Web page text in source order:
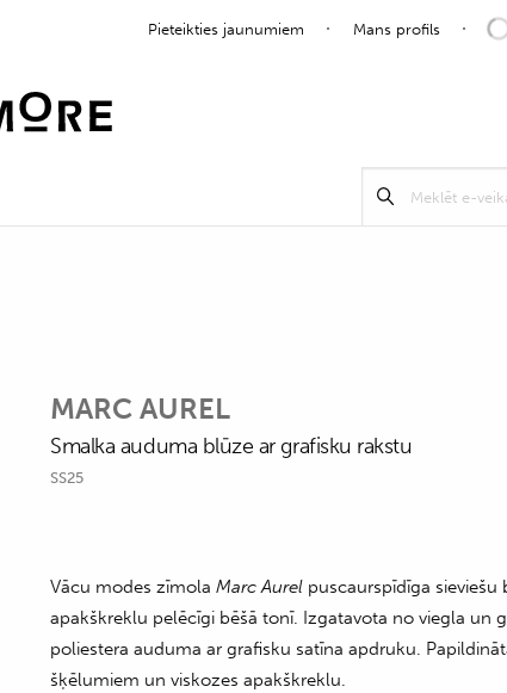
Pieteikties jaunumiem Mans profils
Meklēt
MARC AUREL
Smalka auduma blūze ar grafisku rakstu
SS25
Vācu modes zīmolaMarc Aurel puscaurspīdīga sieviešu
apakškreklu pelēcīgi bēšā tonī. Izgatavota no viegla un
poliestera auduma ar grafisku satīna apdruku.
šķēlumiem un viskozes apakškreklu.